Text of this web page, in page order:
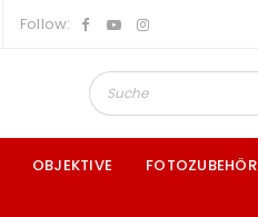
Follow:
OBJEKTIVE FOTOZUBEHÖR